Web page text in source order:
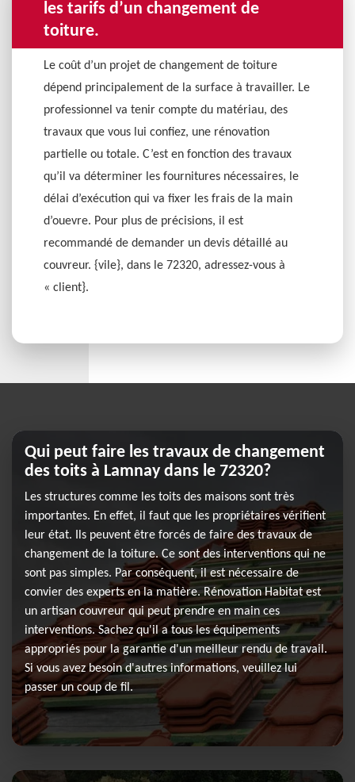
les tarifs d’un changement de
toiture.
Le coût d’un projet de changement de toiture
dépend principalement de la surface à travailler. Le
professionnel va tenir compte du matériau, des
travaux que vous lui confiez, une rénovation
partielle ou totale. C’est en fonction des travaux
qu’il va déterminer les fournitures nécessaires, le
délai d’exécution qui va fixer les frais de la main
d’ouevre. Pour plus de précisions, il est
recommandé de demander un devis détaillé au
couvreur. {vile}, dans le 72320, adressez-vous à
« client}.
Qui peut faire les travaux de changement
des toits à Lamnay dans le 72320?
Les structures comme les toits des maisons sont très
importantes. En effet, il faut que les propriétaires vérifient
leur état. Ils peuvent être forcés de faire des travaux de
changement de la toiture. Ce sont des interventions qui ne
sont pas simples. Par conséquent, il est nécessaire de
convier des experts en la matière. Rénovation Habitat est
un artisan couvreur qui peut prendre en main ces
interventions. Sachez qu'il a tous les équipements
appropriés pour la garantie d'un meilleur rendu de travail.
Si vous avez besoin d'autres informations, veuillez lui
passer un coup de fil.